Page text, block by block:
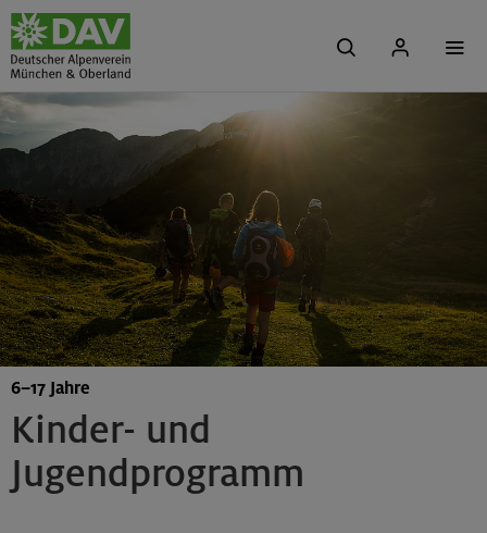
Kinder- und
Jugendprogramm
6–17 Jahre